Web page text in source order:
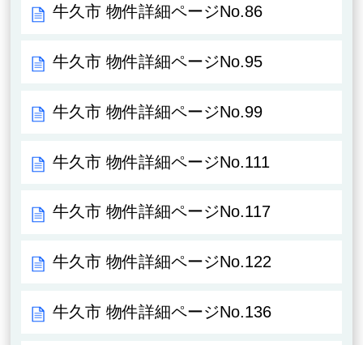
牛久市 物件詳細ページNo.86
牛久市 物件詳細ページNo.95
牛久市 物件詳細ページNo.99
牛久市 物件詳細ページNo.111
牛久市 物件詳細ページNo.117
牛久市 物件詳細ページNo.122
牛久市 物件詳細ページNo.136